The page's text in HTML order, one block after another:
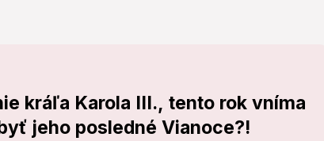
kráľa Karola III., tento rok vníma
jeho posledné Vianoce?!